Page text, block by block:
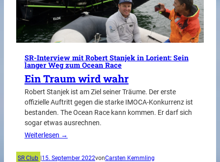
SR-Interview mit Robert Stanjek in Lorient: Sein
langer Weg zum Ocean Race
Ein Traum wird wahr
Robert Stanjek ist am Ziel seiner Träume. Der erste
offizielle Auftritt gegen die starke IMOCA-Konkurrenz ist
bestanden. The Ocean Race kann kommen. Er darf sich
sogar etwas ausrechnen.
Weiterlesen →
SR Club |15. September 2022vonCarsten Kemmling